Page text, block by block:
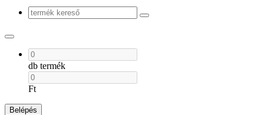
db termék
Ft
Belépés